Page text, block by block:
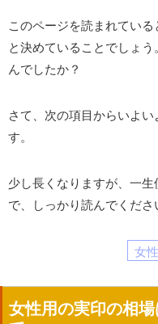
このページを読まれてい
と決めていることでしょ
んでしたか？
さて、次の項目からいよ
す。
少し長くなりますが、一
で、しっかり読んでくださ
女
女性用の実印の相